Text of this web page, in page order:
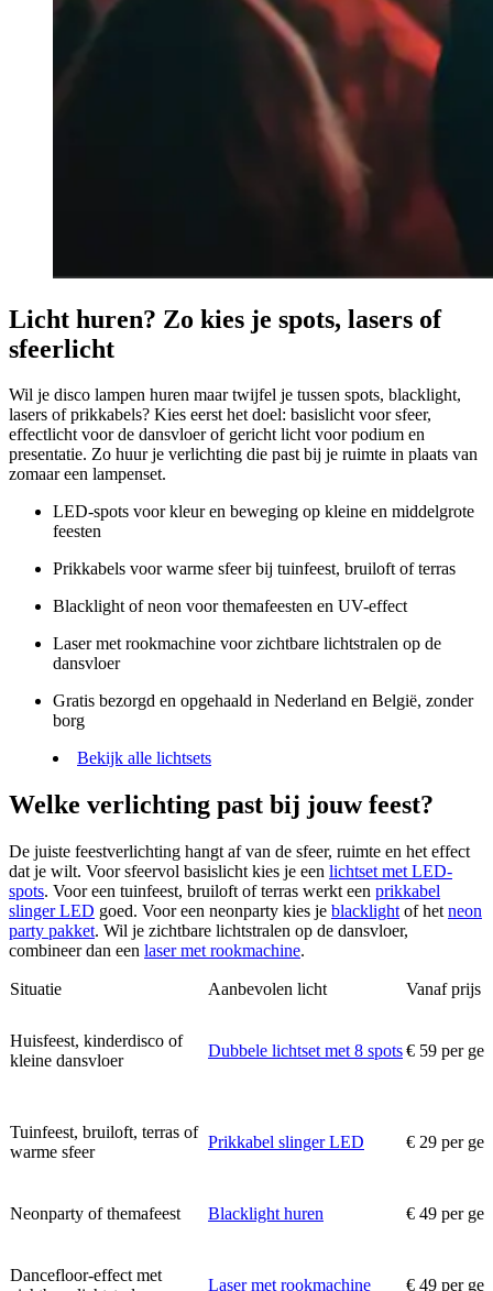
Licht huren? Zo kies je spots, lasers of
sfeerlicht
Wil je disco lampen huren maar twijfel je tussen spots, blacklight,
lasers of prikkabels? Kies eerst het doel: basislicht voor sfeer,
effectlicht voor de dansvloer of gericht licht voor podium en
presentatie. Zo huur je verlichting die past bij je ruimte in plaats van
zomaar een lampenset.
LED-spots voor kleur en beweging op kleine en middelgrote
feesten
Prikkabels voor warme sfeer bij tuinfeest, bruiloft of terras
Blacklight of neon voor themafeesten en UV-effect
Laser met rookmachine voor zichtbare lichtstralen op de
dansvloer
Gratis bezorgd en opgehaald in Nederland en België, zonder
borg
Bekijk alle lichtsets
Welke verlichting past bij jouw feest?
De juiste feestverlichting hangt af van de sfeer, ruimte en het effect
dat je wilt. Voor sfeervol basislicht kies je een lichtset met LED-
spots. Voor een tuinfeest, bruiloft of terras werkt een prikkabel
slinger LED goed. Voor een neonparty kies je blacklight of het neon
party pakket. Wil je zichtbare lichtstralen op de dansvloer,
combineer dan een laser met rookmachine.
Situatie Aanbevolen licht Vanaf prijs
Huisfeest, kinderdisco of
kleine dansvloer
Dubbele lichtset met 8 spots€ 59 per
Tuinfeest, bruiloft, terras of
warme sfeer
Prikkabel slinger LED € 29 per
Neonparty of themafeest Blacklight huren € 49 per
Dancefloor-effect met
Laser met rookmachine € 49 per